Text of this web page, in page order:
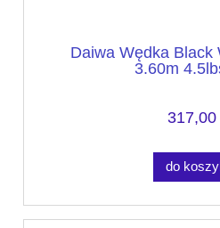
Daiwa Wędka Black
3.60m
317,00
do